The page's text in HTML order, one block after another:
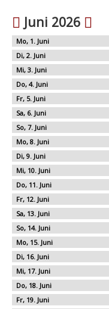
Juni 2026
1
2
3
4
5
6
7
8
9
10
11
12
13
14
15
16
17
18
19